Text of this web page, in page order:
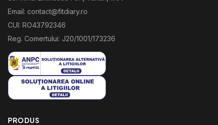
Email: contact@fitdiary.ro
CUI: RO43792346
Reg. Comertului: J20/1001/173236
PRODUS